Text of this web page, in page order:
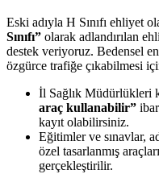
Eski adıyla H Sınıfı ehliyet
Sınıfı” olarak adlandırılan
destek veriyoruz. Bedensel
özgürce trafiğe çıkabilmesi
İl Sağlık Müdürlükleri
araç kullanabilir”
kayıt olabilirsiniz.
Eğitimler ve sınavlar,
özel tasarlanmış
gerçekleştirilir.